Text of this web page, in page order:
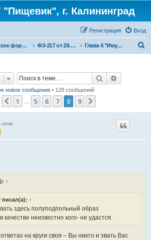
г. Калининград
Вход
Регистрация
Список форумов ФЗ-217 от 29.07.2017 г. "О ведении гражданами садоводства для собственных нужд и о внесении изменений в отдельные законодательные акты Российской Федерации" Глава 6 "Имущество общего пользования"
Поиск
новое сообщение• 129 сообщений
Страница 8из9
Пред.
1 5 6 7 8 9
огня
↑
писал(а): ↑
здесь полуподпольный образ
качестве неизвестно кого- не удастся.
на круги своя – Вы никто и звать Вас